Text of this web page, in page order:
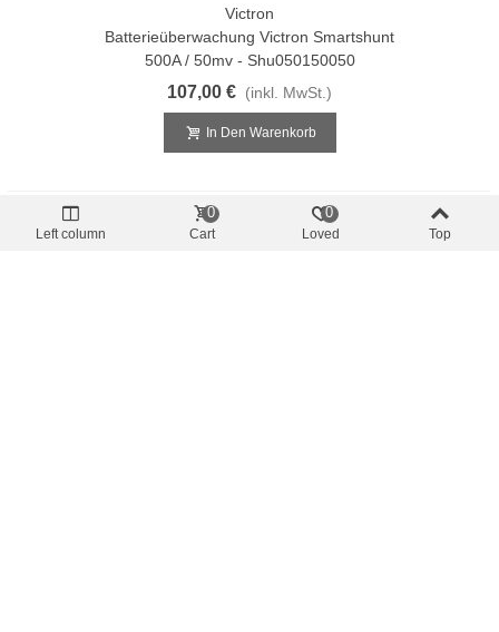
Victron
Batterieüberwachung Victron Smartshunt
500A / 50mv - Shu050150050
107,00 € (inkl. MwSt.)
In Den Warenkorb
Left column Cart
0
Loved
0
Top